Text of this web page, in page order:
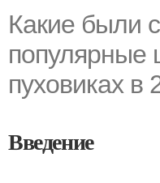
Какие были
популярные
пуховиках в
Введение